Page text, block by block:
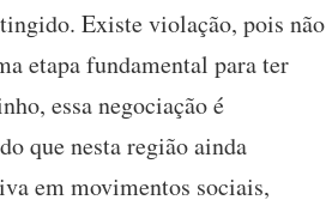
Existe violação, pois não
etapa fundamental para ter
essa negociação é
que nesta região ainda
em movimentos sociais,